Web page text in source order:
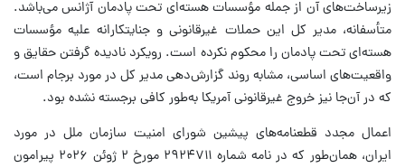
زیرساخت‌های آن از جمله مؤسسات هسته‌ای تحت پادمان آژانس می‌باشد.
متأسفانه، مدیر کل این حملات غیرقانونی و جنایتکارانه علیه مؤسسات
هسته‌ای تحت پادمان را محکوم نکرده است. رویکرد نادیده گرفتن حقایق و
واقعیت‌های اساسی، مشابه روند گزارش‌دهی مدیر کل در مورد برجام است،
که در آن‌جا نیز خروج غیرقانونی آمریکا به‌طور کافی برجسته نشده بود.
اعمال مجدد قطعنامه‌های پیشین شورای امنیت سازمان ملل در مورد
ایران، همان‌طور که در نامه شماره ۲۹۲۴۷۱۱ مورخ ۲ ژوئن ۲۰۲۶ پیرامون